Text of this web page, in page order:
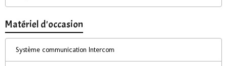
Matériel d'occasion
Système communication Intercom